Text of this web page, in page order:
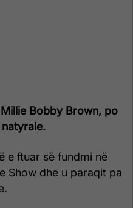
Bobby Brown, po
e ftuar së fundmi në
Show dhe u paraqit pa